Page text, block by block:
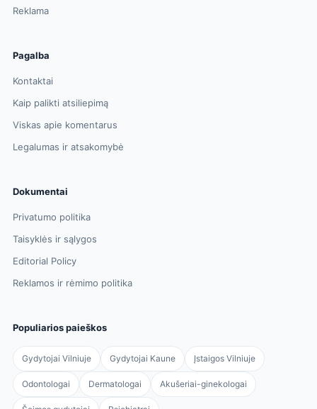
Reklama
Pagalba
Kontaktai
Kaip palikti atsiliepimą
Viskas apie komentarus
Legalumas ir atsakomybė
Dokumentai
Privatumo politika
Taisyklės ir sąlygos
Editorial Policy
Reklamos ir rėmimo politika
Populiarios paieškos
Gydytojai Vilniuje Gydytojai Kaune Įstaigos Vilniuje
Odontologai Dermatologai Akušeriai-ginekologai